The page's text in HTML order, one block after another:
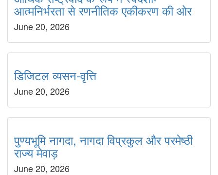
आत्मनिर्भरता से रणनीतिक एकीकरण की ओर
June 20, 2026
डिजिटल व्यसन-वृत्ति
June 20, 2026
पुण्यभूमि नागदा, नागदा विप्रकुल और परमेष्ठी
राज्य मेवाड़
June 20, 2026